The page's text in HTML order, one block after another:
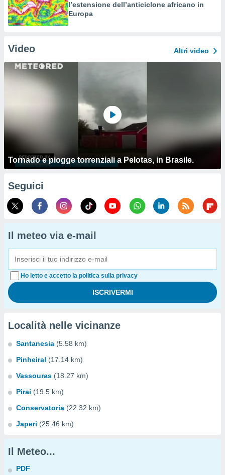
l’estensione dell’anticiclone africano in
Europa
Video Altri video
Tornado e piogge torrenziali a Pelotas, in Brasile.
Seguici
Il meteo via e-mail
Ho letto e accetto la politica sulla privacy
Località nelle vicinanze
Santanesia (5.58 km)
Pinheiral (17.14 km)
Vassouras (18.27 km)
Pirai (19.5 km)
Conservatoria (22.32 km)
Japeri (25.46 km)
Il Meteo...
PDF